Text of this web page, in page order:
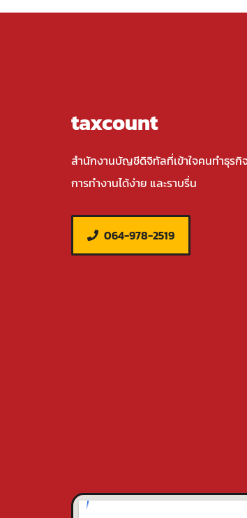
taxcount
สำนักงานบัญชีดิจิทัลที่เข้าใจคนทำธุรกิ
การทำงานได้ง่าย และราบรื่น
064-978-2519